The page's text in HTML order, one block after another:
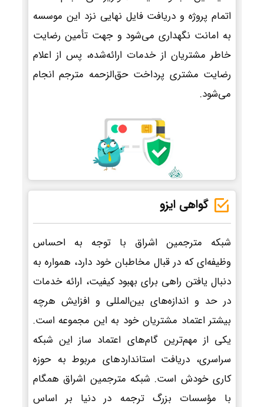
اتمام پروژه و دریافت فایل نهایی نزد این موسسه
به امانت نگهداری می‌شود و جهت تأمین رضایت
خاطر مشتریان از خدمات ارائه‌شده، پس از اعلام
رضایت مشتری پرداخت حق‌الزحمه مترجم انجام
می‌شود.
گواهی ایزو
شبکه مترجمین اشراق با توجه به احساس
وظیفه‌ای که در قبال مخاطبان خود دارد، همواره به
دنبال یافتن راهی برای بهبود کیفیت، ارائه خدمات
در حد و اندازه‌های بین‌المللی و افزایش هرچه
بیشتر اعتماد مشتریان خود به این مجموعه است.
یکی از مهم‌ترین گام‌های اعتماد ساز این شبکه
سراسری، دریافت استانداردهای مربوط به حوزه
کاری خودش است. شبکه مترجمین اشراق همگام
با مؤسسات بزرگ ترجمه در دنیا بر اساس